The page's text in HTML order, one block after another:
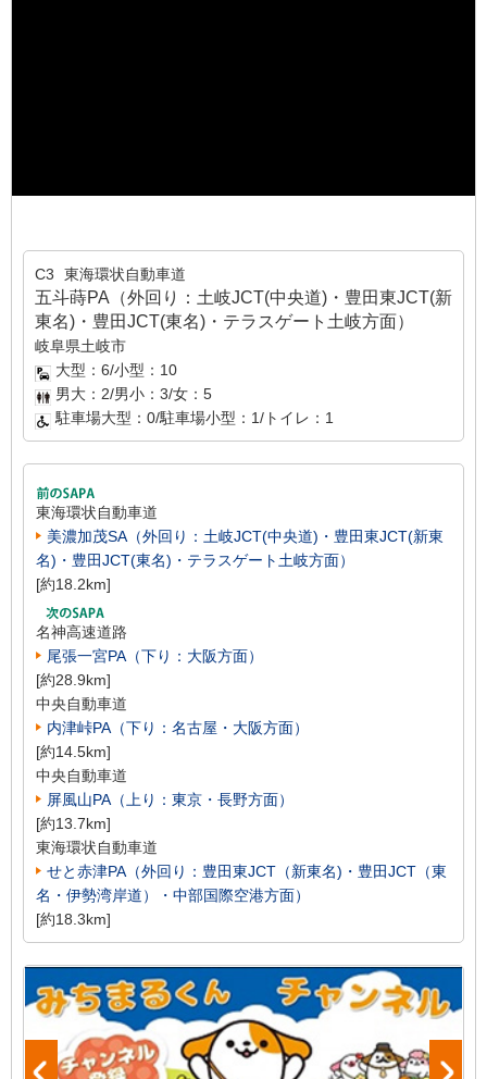
C3 東海環状自動車道
五斗蒔PA（外回り：土岐JCT(中央道)・豊田東JCT(新
東名)・豊田JCT(東名)・テラスゲート土岐方面）
岐阜県土岐市
大型：6/小型：10
男大：2/男小：3/女：5
駐車場大型：0/駐車場小型：1/トイレ：1
東海環状自動車道
美濃加茂SA（外回り：土岐JCT(中央道)・豊田東JCT(新東
名)・豊田JCT(東名)・テラスゲート土岐方面）
[約18.2km]
名神高速道路
尾張一宮PA（下り：大阪方面）
[約28.9km]
中央自動車道
内津峠PA（下り：名古屋・大阪方面）
[約14.5km]
中央自動車道
屏風山PA（上り：東京・長野方面）
[約13.7km]
東海環状自動車道
せと赤津PA（外回り：豊田東JCT（新東名)・豊田JCT（東
名・伊勢湾岸道）・中部国際空港方面）
[約18.3km]